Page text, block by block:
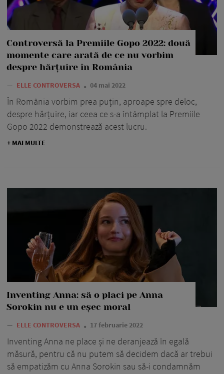
Controversă la Premiile Gopo 2022: două
momente care arată de ce nu vorbim
despre hărțuire în România
— ELLE CONTROVERSA 04 mai 2022
În România vorbim prea puțin, aproape spre deloc,
despre hărțuire, iar ceea ce s-a întâmplat la Premiile
Gopo 2022 demonstrează acest lucru.
+ MAI MULTE
Inventing Anna: să o placi pe Anna
Sorokin nu e un eșec moral
— ELLE CONTROVERSA 17 februarie 2022
Inventing Anna ne place și ne deranjează în egală
măsură, pentru că nu putem să decidem dacă ar trebui
să empatizăm cu Anna Sorokin sau să-i condamnăm